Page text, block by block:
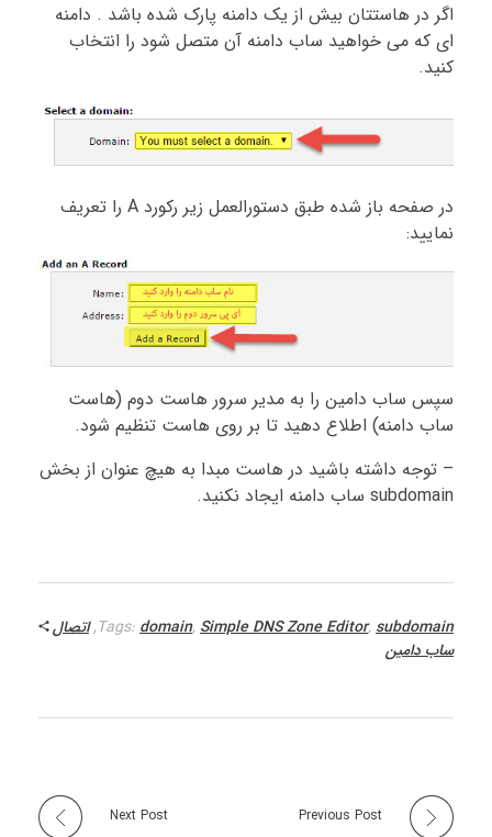
اگر در هاستتان بیش از یک دامنه پارک شده باشد . دامنه
ای که می خواهید ساب دامنه آن متصل شود را انتخاب
کنید.
در صفحه باز شده طبق دستورالعمل زیر رکورد A را تعریف
نمایید:
سپس ساب دامین را به مدیر سرور هاست دوم (هاست
ساب دامنه) اطلاع دهید تا بر روی هاست تنظیم شود.
– توجه داشته باشید در هاست مبدا به هیچ عنوان از بخش
subdomain ساب دامنه ایجاد نکنید.
Tags:domain, Simple DNS Zone Editor, subdomain
,اتصال
ساب دامین
Previous Post
Next Post